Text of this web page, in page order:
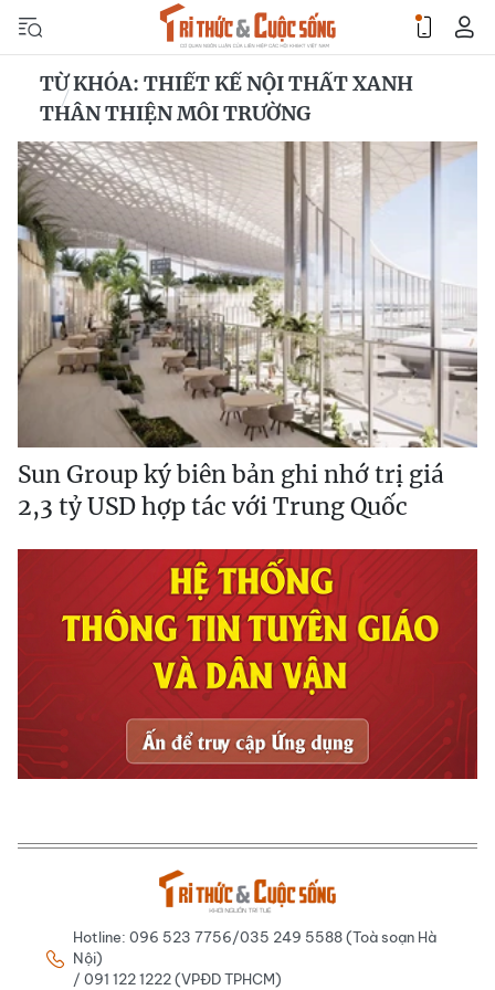
TỪ KHÓA: THIẾT KẾ NỘI THẤT XANH
THÂN THIỆN MÔI TRƯỜNG
Sun Group ký biên bản ghi nhớ trị giá
2,3 tỷ USD hợp tác với Trung Quốc
Hotline: 096 523 7756/035 249 5588 (Toà soạn Hà
Nội)
/ 091 122 1222 (VPĐD TPHCM)